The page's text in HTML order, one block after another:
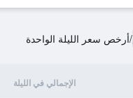
/أرخص سعر الليلة الواحدة
الإجمالي في الليلة